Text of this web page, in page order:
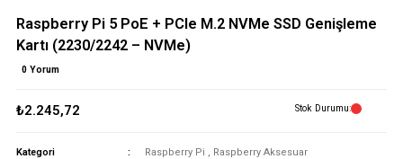
Raspberry Pi 5 PoE + PCIe M.2 NVMe SSD Genişleme
Kartı (2230/2242 – NVMe)
0 Yorum
₺2.245,72 Stok Durumu
Kategori Raspberry Pi , Raspberry Aksesuar